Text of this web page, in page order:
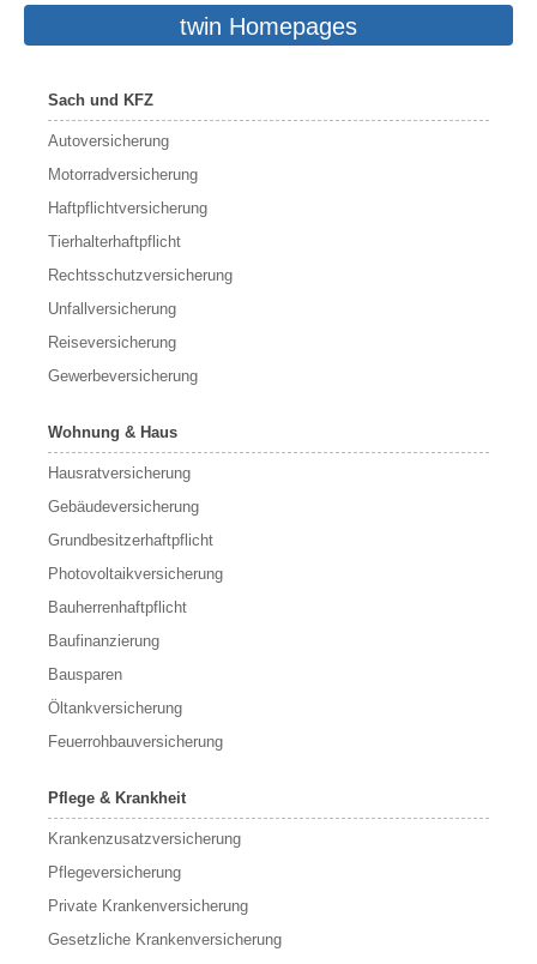
twin Homepages
Sach und KFZ
Autoversicherung
Motorradversicherung
Haftpflichtversicherung
Tierhalterhaftpflicht
Rechtsschutzversicherung
Unfallversicherung
Reiseversicherung
Gewerbeversicherung
Wohnung & Haus
Hausratversicherung
Gebäudeversicherung
Grundbesitzerhaftpflicht
Photovoltaikversicherung
Bauherrenhaftpflicht
Baufinanzierung
Bausparen
Öltankversicherung
Feuerrohbauversicherung
Pflege & Krankheit
Krankenzusatzversicherung
Pflegeversicherung
Private Krankenversicherung
Gesetzliche Krankenversicherung